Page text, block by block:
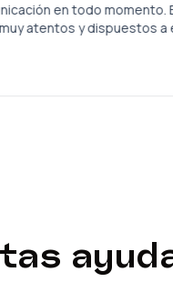
Excelente comunicación
servicio. Todos muy